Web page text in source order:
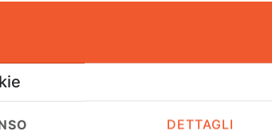
DETTAGLI